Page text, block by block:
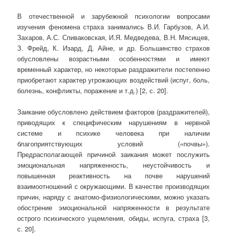
В отечественной и зарубежной психологии вопросами
изучения феномена страха занимались В.И. Гарбузов, А.И.
Захаров, А.С. Спиваковская, И.Я. Медведева, В.Н. Мясищев,
З. Фрейд, К. Изард, Д. Айне, и др. Большинство страхов
обусловлены возрастными особенностями и имеют
временный характер, но некоторые раздражители постепенно
приобретают характер угрожающих воздействий (испуг, боль,
болезнь, конфликты, поражение и т.д.) [2, с. 20].
Заикание обусловлено действием факторов (раздражителей),
приводящих к специфическим нарушениям в нервной
системе и психике человека при наличии
благоприятствующих условий («почвы»).
Предрасполагающей причиной заикания может послужить
эмоциональная напряженность, неустойчивость и
повышенная реактивность на почве нарушений
взаимоотношений с окружающими. В качестве производящих
причин, наряду с анатомо-физиологическими, можно указать
обострение эмоциональной напряженности в результате
острого психического ущемления, обиды, испуга, страха [3,
с. 20].